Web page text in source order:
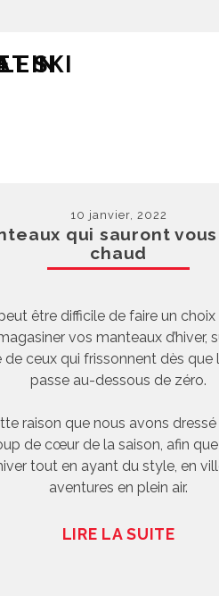
10 janvier, 2022
qui sauront
chaud
être difficile de faire un
vos manteaux d’hiver,
de ceux qui frissonnent dès que
passe au-dessous de zéro.
raison que nous avons
de cœur de la saison, afin
tout en ayant du style, en
aventures en plein air.
LIRE LA SUITE